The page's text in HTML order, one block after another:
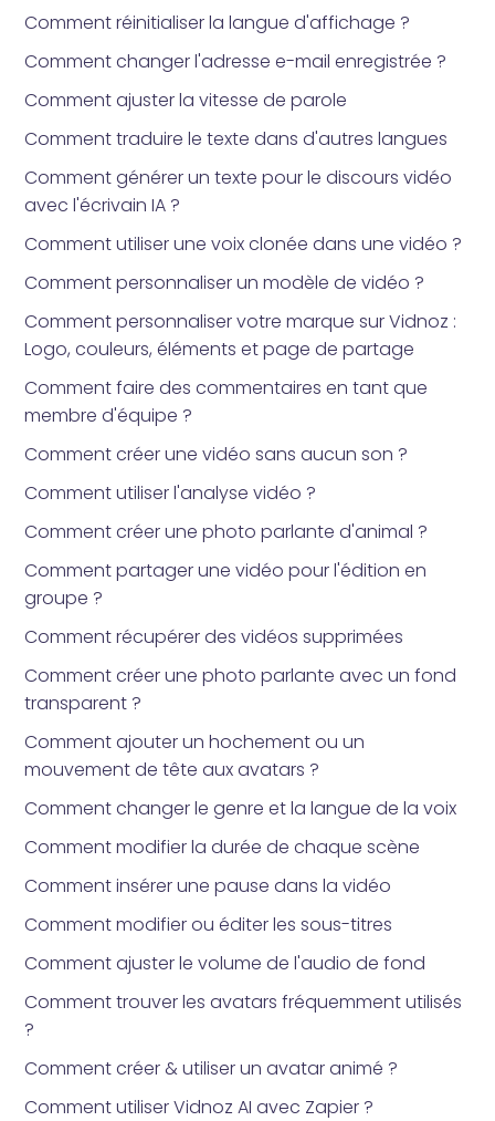
Comment réinitialiser la langue d'affichage ?
Comment changer l'adresse e-mail enregistrée ?
Comment ajuster la vitesse de parole
Comment traduire le texte dans d'autres langues
Comment générer un texte pour le discours vidéo
avec l'écrivain IA ?
Comment utiliser une voix clonée dans une vidéo ?
Comment personnaliser un modèle de vidéo ?
Comment personnaliser votre marque sur Vidnoz :
Logo, couleurs, éléments et page de partage
Comment faire des commentaires en tant que
membre d'équipe ?
Comment créer une vidéo sans aucun son ?
Comment utiliser l'analyse vidéo ?
Comment créer une photo parlante d'animal ?
Comment partager une vidéo pour l'édition en
groupe ?
Comment récupérer des vidéos supprimées
Comment créer une photo parlante avec un fond
transparent ?
Comment ajouter un hochement ou un
mouvement de tête aux avatars ?
Comment changer le genre et la langue de la voix
Comment modifier la durée de chaque scène
Comment insérer une pause dans la vidéo
Comment modifier ou éditer les sous-titres
Comment ajuster le volume de l'audio de fond
Comment trouver les avatars fréquemment utilisés
?
Comment créer & utiliser un avatar animé ?
Comment utiliser Vidnoz AI avec Zapier ?